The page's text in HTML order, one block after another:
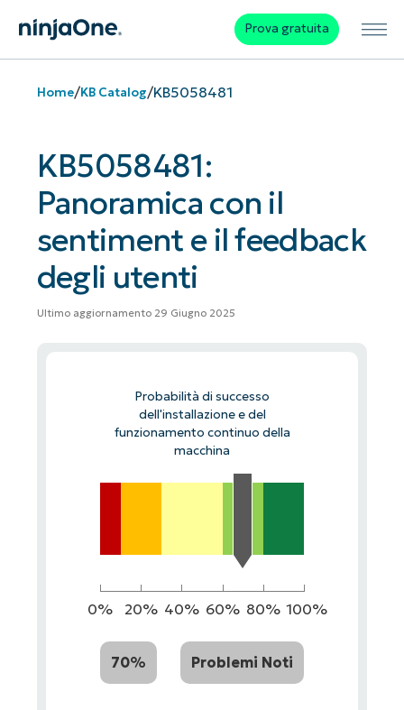
Prova gratuita
Home/KB Catalog/KB5058481
KB5058481:
Panoramica con il
sentiment e il feedback
degli utenti
Ultimo aggiornamento 29 Giugno 2025
Probabilità di successo
dell'installazione e del
funzionamento continuo della
macchina
0% 20% 40% 60% 80% 100%
70% Problemi Noti